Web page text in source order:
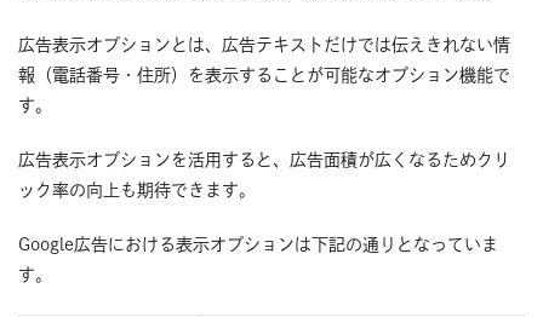
広告表示オプションとは、広告テキストだけでは伝えきれない情
報（電話番号・住所）を表示することが可能なオプション機能で
す。
広告表示オプションを活用すると、広告面積が広くなるためクリ
ック率の向上も期待できます。
Google広告における表示オプションは下記の通りとなっていま
す。